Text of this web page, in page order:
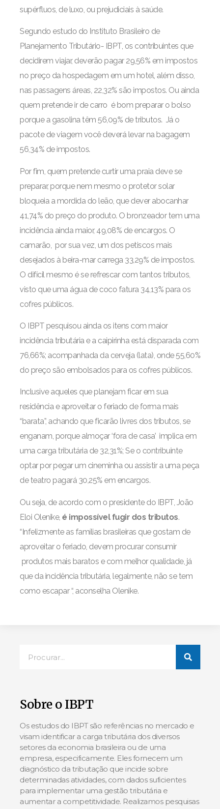
supérfluos, de luxo, ou prejudiciais à saúde.
Segundo estudo do Instituto Brasileiro de
Planejamento Tributário- IBPT, os contribuintes que
decidirem viajar, deverão pagar 29,56% em impostos
no preço da hospedagem em um hotel, além disso,
nas passagens áreas, 22,32% são impostos. Ou ainda
quem pretende ir de carro é bom preparar o bolso
porque a gasolina têm 56,09% de tributos. Já o
pacote de viagem você deverá levar na bagagem
56,34% de impostos.
Por fim, quem pretende curtir uma praia deve se
preparar, porque nem mesmo o protetor solar
bloqueia a mordida do leão, que dever abocanhar
41,74% do preço do produto. O bronzeador tem uma
incidência ainda maior, 49,08% de encargos. O
camarão, por sua vez, um dos petiscos mais
desejados à beira-mar carrega 33,29% de impostos.
O difícil mesmo é se refrescar com tantos tributos,
visto que uma água de coco fatura 34,13% para os
cofres públicos.
O IBPT pesquisou ainda os itens com maior
incidência tributária e a caipirinha está disparada com
76,66%; acompanhada da cerveja (lata), onde 55,60%
do preço são embolsados para os cofres públicos.
Inclusive aqueles que planejam ficar em sua
residência e aproveitar o feriado de forma mais
“barata”, achando que ficarão livres dos tributos, se
enganam, porque almoçar ‘fora de casa’ implica em
uma carga tributária de 32,31%; Se o contribuinte
optar por pegar um cineminha ou assistir a uma peça
de teatro pagará 30,25% em encargos.
Ou seja, de acordo com o presidente do IBPT, João
Eloi Olenike, é impossível fugir dos tributos.
“Infelizmente as famílias brasileiras que gostam de
aproveitar o feriado, devem procurar consumir
produtos mais baratos e com melhor qualidade, já
que da incidência tributária, legalmente, não se tem
como escapar “, aconselha Olenike.
Sobre o IBPT
Os estudos do IBPT são referências no mercado e
visam identificar a carga tributária dos diversos
setores da economia brasileira ou de uma
empresa, especificamente. Eles fornecem um
diagnóstico da tributação que incide sobre
determinadas atividades, com dados suficientes
para implementar uma gestão tributária e
aumentar a competitividade. Realizamos pesquisas